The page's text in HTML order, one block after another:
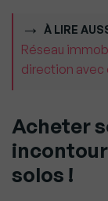
À LIRE
Réseau
direction avec
Acheter
solos !